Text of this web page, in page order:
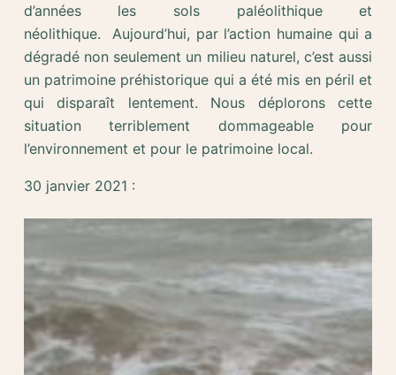
d’années les sols paléolithique et
néolithique. Aujourd’hui, par l’action humaine qui a
dégradé non seulement un milieu naturel, c’est aussi
un patrimoine préhistorique qui a été mis en péril et
qui disparaît lentement. Nous déplorons cette
situation terriblement dommageable pour
l’environnement et pour le patrimoine local.
30 janvier 2021 :